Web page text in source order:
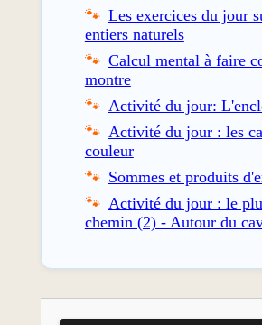
Les exercices du jour
entiers naturels
Calcul mental à faire
montre
Activité du jour:
Activité du jour : les
couleur
Sommes et produits
Activité du jour : le
chemin (2) - Autour du